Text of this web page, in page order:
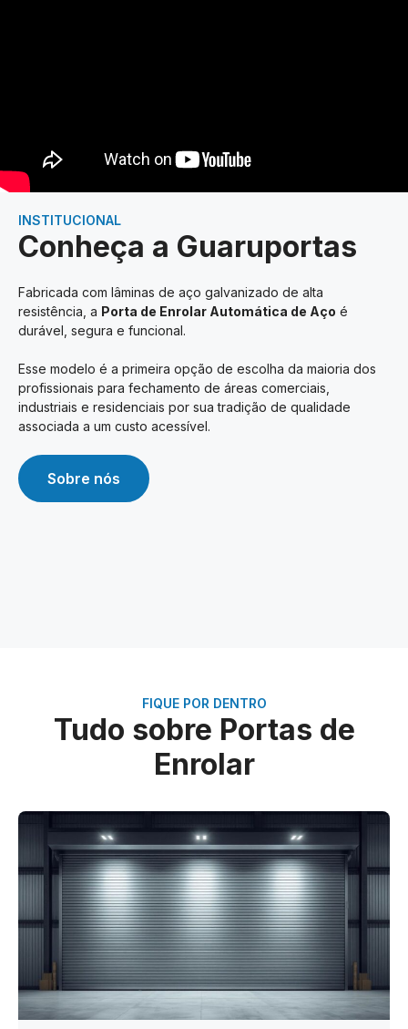
INSTITUCIONAL
Conheça a Guaruportas
Fabricada com lâminas de aço galvanizado de alta
resistência, a Porta de Enrolar Automática de Aço é
durável, segura e funcional.
Esse modelo é a primeira opção de escolha da maioria dos
profissionais para fechamento de áreas comerciais,
industriais e residenciais por sua tradição de qualidade
associada a um custo acessível.
Sobre nós
FIQUE POR DENTRO
Tudo sobre Portas de
Enrolar